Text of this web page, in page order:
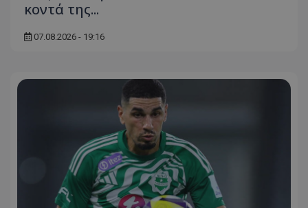
κοντά της...
07.08.2026 - 19:16